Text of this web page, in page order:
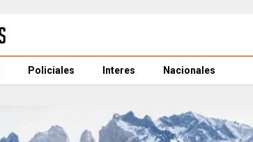
Policiales Interes Nacionales